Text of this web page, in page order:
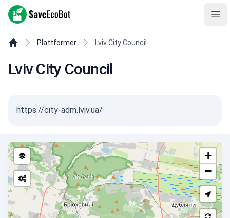
SaveEcoBot
Plattformer Lviv City Council
Lviv City Council
https://city-adm.lviv.ua/
+
−